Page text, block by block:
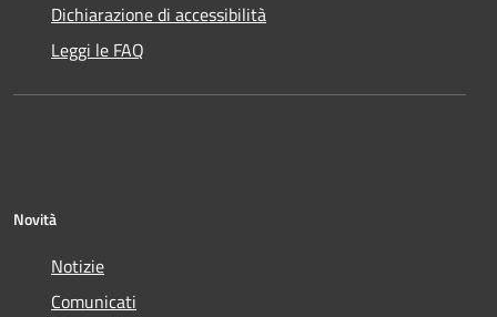
Dichiarazione di accessibilità
Leggi le FAQ
Novità
Notizie
Comunicati